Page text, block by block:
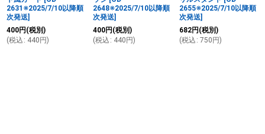
2631※2025/7/10以降順
次発送]
400円 (税別)
(税込 : 440 円)
2648※2025/7/10以降順
次発送]
400円 (税別)
(税込 : 440 円)
2655※2025/7/10以降順
次発送]
682円 (税別)
(税込 : 750 円)